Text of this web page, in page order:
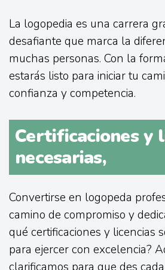
La logopedia es una carrera
desafiante que marca la
muchas personas. Con la
estarás listo para iniciar tu
confianza y competencia.
Certificaciones y
necesarias,
Convertirse en logopeda
camino de compromiso y
qué certificaciones y licencias
para ejercer con excelencia?